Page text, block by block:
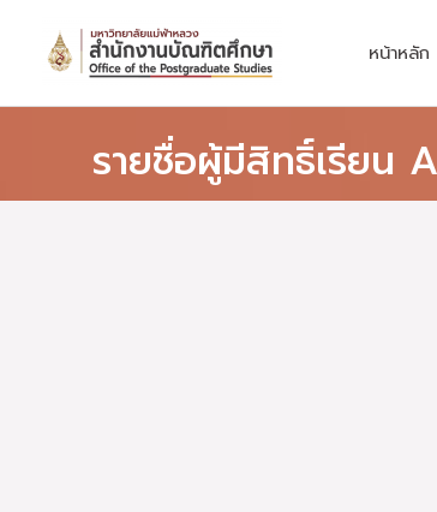
content
หน้าหลัก
รายชื่อผู้มีสิทธิ์เรียน